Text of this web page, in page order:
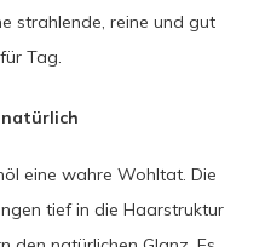
strahlende, reine und gut
Tag.
eine wahre Wohltat. Die
tief in die Haarstruktur